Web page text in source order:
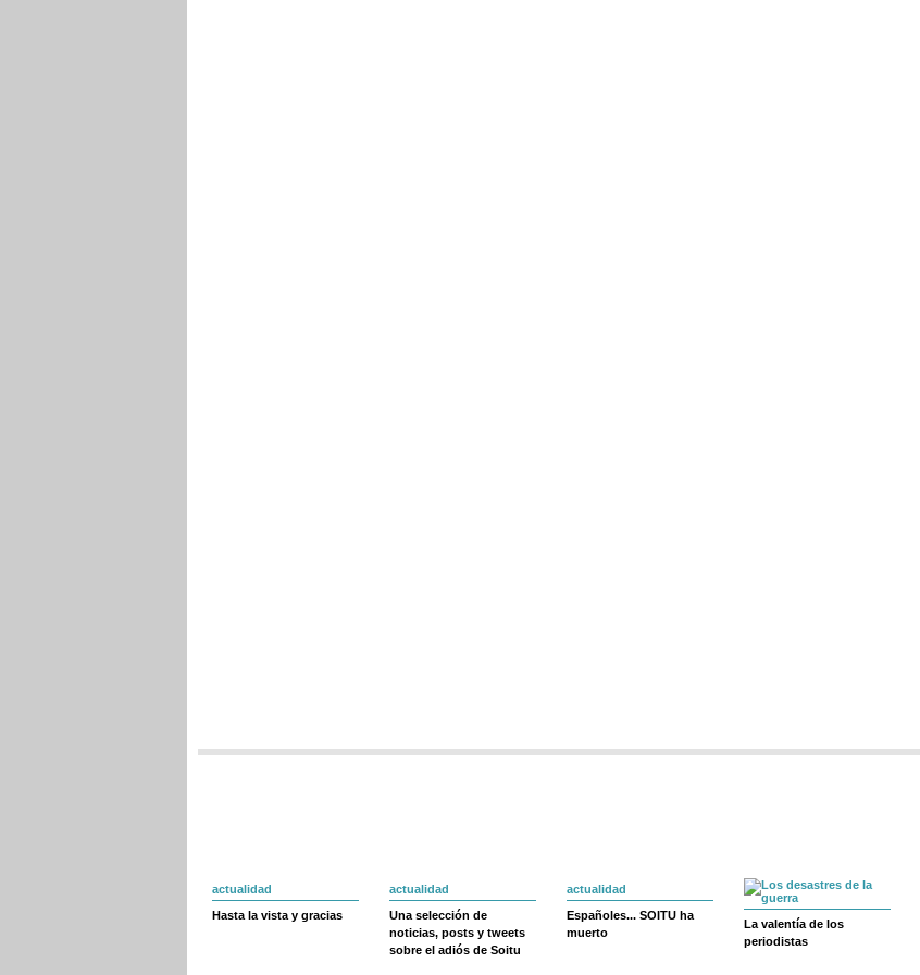
actualidad
Hasta la vista y gracias
actualidad
Una selección de
noticias, posts y tweets
sobre el adiós de Soitu
actualidad
Españoles... SOITU ha
muerto
La valentía de los
periodistas